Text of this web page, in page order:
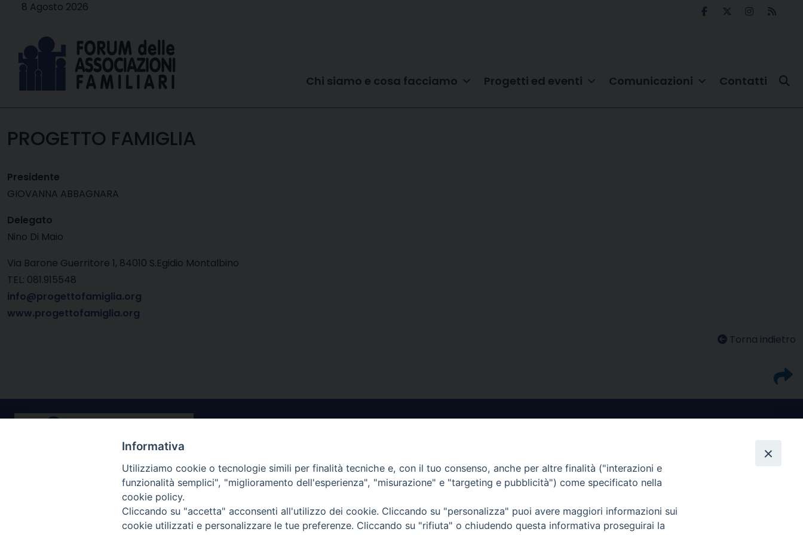
8 Agosto 2026
Chi siamo e cosa facciamo Progetti ed eventi Comunicazioni Contatti
PROGETTO FAMIGLIA
Presidente
GIOVANNA ABBAGNARA
Delegato
Nino Di Maio
Via Barone Guerritore 1, 84010 S.Egidio Montalbino
TEL: 081.915548
info@progettofamiglia.org
www.progettofamiglia.org
Torna indietro
Lungo Tevere dei Vallati 10
Il Forum nasce per
promuovere e salvaguardare i valori e i
diritti della famiglia
I nostri PROGETTI
I SERVIZI che offriamo
Informativa
Utilizziamo cookie o tecnologie simili per finalità tecniche e, con il tuo consenso, anche per altre finalità ("interazioni e
funzionalità semplici", "miglioramento dell'esperienza", "misurazione" e "targeting e pubblicità") come specificato nella
cookie policy.
Cliccando su "accetta" acconsenti all'utilizzo dei cookie. Cliccando su "personalizza" puoi avere maggiori informazioni sui
cookie utilizzati e personalizzare le tue preferenze. Cliccando su "rifiuta" o chiudendo questa informativa proseguirai la